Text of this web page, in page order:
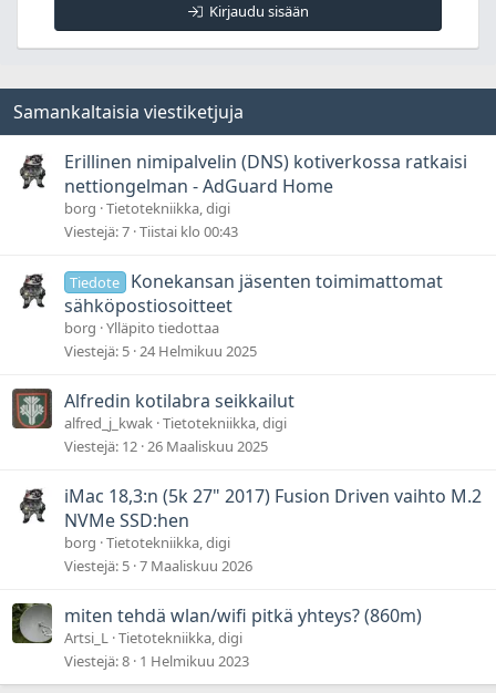
Kirjaudu sisään
Samankaltaisia viestiketjuja
Erillinen nimipalvelin (DNS) kotiverkossa ratkaisi
nettiongelman - AdGuard Home
borg Tietotekniikka, digi
Viestejä 7 Tiistai klo 00:43
Tiedote
Konekansan jäsenten toimimattomat
sähköpostiosoitteet
borg Ylläpito tiedottaa
Viestejä 5 24 Helmikuu 2025
Alfredin kotilabra seikkailut
alfred_j_kwak Tietotekniikka, digi
Viestejä 12 26 Maaliskuu 2025
iMac 18,3:n (5k 27" 2017) Fusion Driven vaihto M.2
NVMe SSD:hen
borg Tietotekniikka, digi
Viestejä 5 7 Maaliskuu 2026
miten tehdä wlan/wifi pitkä yhteys? (860m)
Artsi_L Tietotekniikka, digi
Viestejä 8 1 Helmikuu 2023